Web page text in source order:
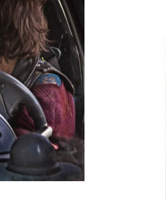
Italia Nord Italia
Lago Calamone : la perla del Monte